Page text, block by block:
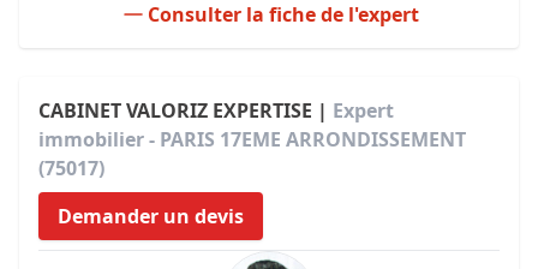
Consulter la fiche de l'expert
CABINET VALORIZ EXPERTISE | Expert
immobilier - PARIS 17EME ARRONDISSEMENT
(75017)
Demander un devis